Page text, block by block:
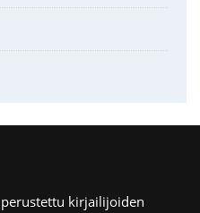
kirjailijoiden